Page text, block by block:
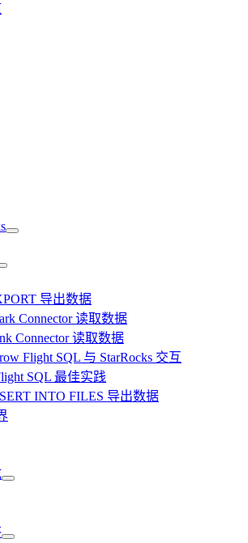
导出数据
Connector 读取数据
Connector 读取数据
Flight SQL 与 StarRocks 交互
SQL 最佳实践
INTO FILES 导出数据